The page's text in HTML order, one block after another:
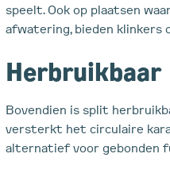
speelt. Ook op plaatsen
afwatering, bieden klinkers
Herbruikbaar
Bovendien is split
versterkt het circulaire
alternatief voor gebonden